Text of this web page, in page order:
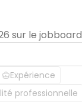
sur le jobboard
Expérience
professionnelle